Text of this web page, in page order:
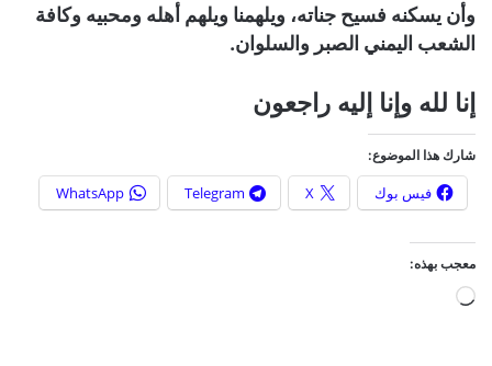
وأن يسكنه فسيح جناته، ويلهمنا ويلهم أهله ومحبيه وكافة
الشعب اليمني الصبر والسلوان.
إنا لله وإنا إليه راجعون
شارك هذا الموضوع:
فيس بوك X
Telegram
WhatsApp
معجب بهذه: